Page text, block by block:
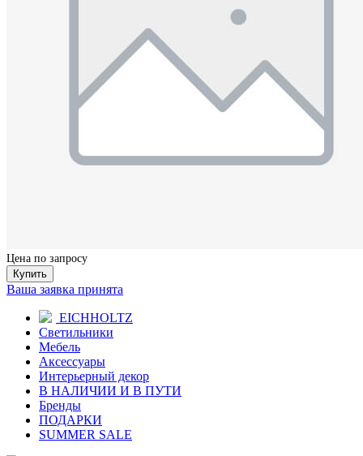
Цена по запросу
Купить
Ваша заявка принята
EICHHOLTZ
Светильники
Мебель
Аксессуары
Интерьерный декор
В НАЛИЧИИ И В ПУТИ
Бренды
ПОДАРКИ
SUMMER SALE